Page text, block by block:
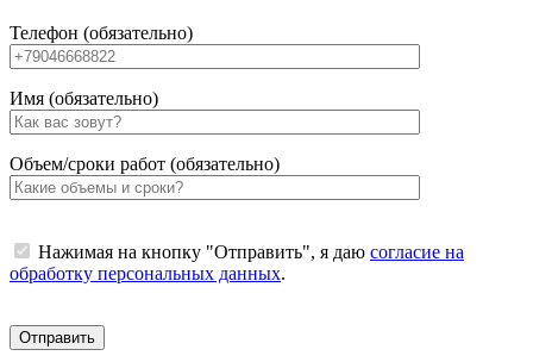
Телефон (обязательно)
Имя (обязательно)
Объем/сроки работ (обязательно)
Нажимая на кнопку "Отправить", я даю согласие на
обработку персональных данных.